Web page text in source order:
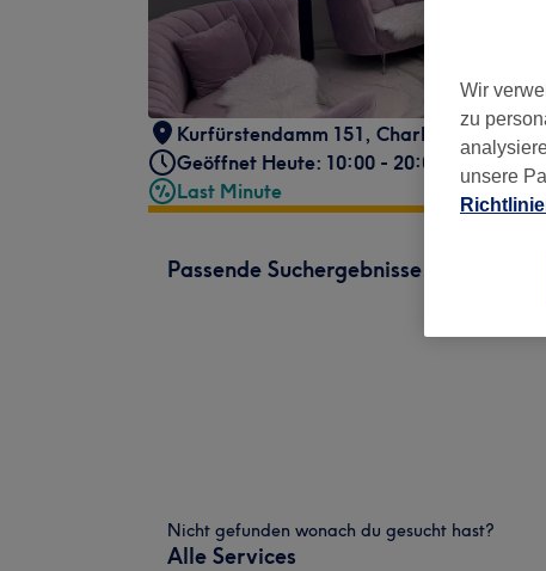
Kurfürstendamm 151 , Charlottenburg,
Geöffnet Heute: 10:00 - 20:00
Last Minute
Passende Suchergebnisse
Nicht gefunden wonach du gesucht hast?
Alle Services
Wir
zu
unsere